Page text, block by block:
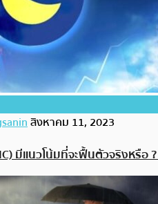
สิงหาคม 11, 2023
มีแนวโน้มที่จะฟื้นตัวจริงหรื